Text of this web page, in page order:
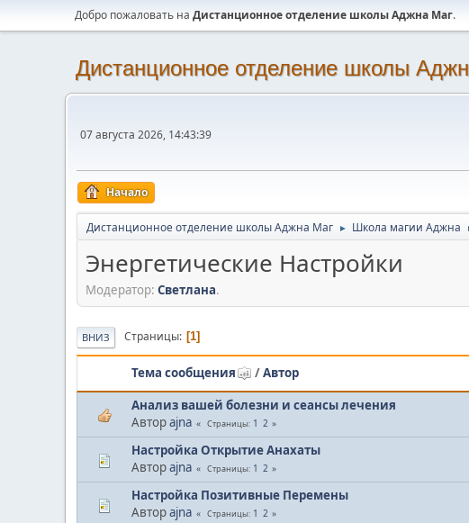
Добро пожаловать на Дистанционное отделение школы Аджна Маг.
Дистанционное отделение школы
07 августа 2026, 14:43:39
Начало
Дистанционное отделение школы Аджна Маг ► Школа магии Аджна
Энергетические Настройки
Модератор: Светлана.
ВНИЗ Страницы 1
Тема сообщения /Автор
Анализ вашей болезни и сеансы лечения
Авторajna Страницы 1 2
Настройка Открытие Анахаты
Авторajna Страницы 1 2
Настройка Позитивные Перемены
Авторajna Страницы 1 2